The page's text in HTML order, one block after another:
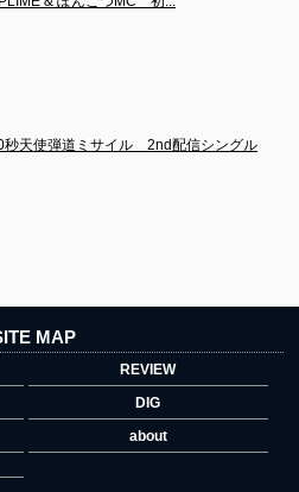
秒天使弾道ミサイル　2nd配信シングル
MAP
REVIEW
DIG
about